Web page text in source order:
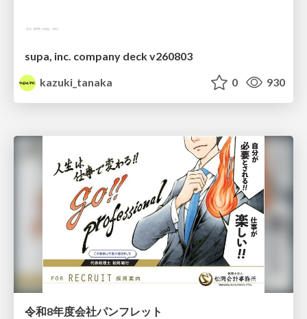
supa, inc. company deck v260803
kazuki_tanaka
0 930
令和8年度会社パンフレット